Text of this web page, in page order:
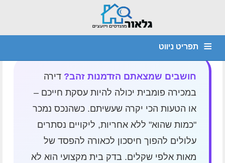
תפריט ניווט
יועץ איטום מהנדס קונסטרוקציה
ליקויי בניה ביקורת מבנים איתור נזילות אודות צור קשר
בדק בית לדירה במכירה פומבית: כל מה
שצריך לדעת לפני שרוכשים
חושבים שמצאתם הזדמנות זהב? דירה
במכירה פומבית יכולה להיות עסקת חייכם –
או הטעות הכי יקרה שעשיתם. כשהנכס נמכר
"כמות שהוא" ללא אחריות, ליקויים נסתרים
עלולים להפוך חיסכון לכאורה להפסד של
מאות אלפי שקלים. בדק בית מקצועי הוא לא